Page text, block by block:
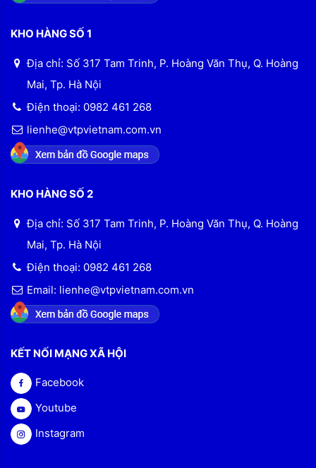
KHO HÀNG SỐ 1
Địa chỉ: Số 317 Tam Trinh, P. Hoàng Văn Thụ, Q. Hoàng
Mai, Tp. Hà Nội
Điện thoại: 0982 461 268
lienhe@vtpvietnam.com.vn
KHO HÀNG SỐ 2
Địa chỉ: Số 317 Tam Trinh, P. Hoàng Văn Thụ, Q. Hoàng
Mai, Tp. Hà Nội
Điện thoại: 0982 461 268
Email: lienhe@vtpvietnam.com.vn
KẾT NỐI MẠNG XÃ HỘI
Facebook
Youtube
Instagram